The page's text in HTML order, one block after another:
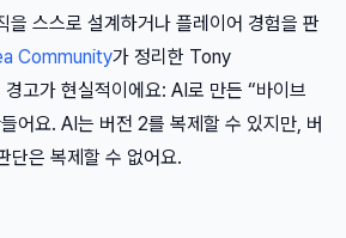
을 스스로 설계하거나 플레이어 경험을 판
Community가 정리한 Tony
고가 현실적이에요: AI로 만든 “바이브
어요. AI는 버전 2를 복제할 수 있지만, 버
단은 복제할 수 없어요.